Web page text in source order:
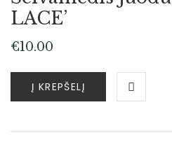
LACE’
€10.00
Į KREPŠELĮ